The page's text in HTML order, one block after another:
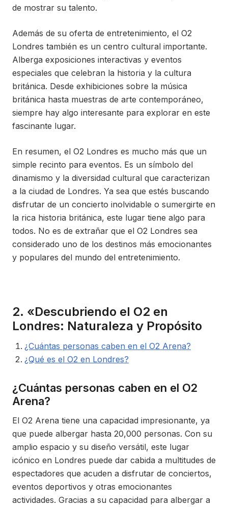
de mostrar su talento.
Además de su oferta de entretenimiento, el O2
Londres también es un centro cultural importante.
Alberga exposiciones interactivas y eventos
especiales que celebran la historia y la cultura
británica. Desde exhibiciones sobre la música
británica hasta muestras de arte contemporáneo,
siempre hay algo interesante para explorar en este
fascinante lugar.
En resumen, el O2 Londres es mucho más que un
simple recinto para eventos. Es un símbolo del
dinamismo y la diversidad cultural que caracterizan
a la ciudad de Londres. Ya sea que estés buscando
disfrutar de un concierto inolvidable o sumergirte en
la rica historia británica, este lugar tiene algo para
todos. No es de extrañar que el O2 Londres sea
considerado uno de los destinos más emocionantes
y populares del mundo del entretenimiento.
2. «Descubriendo el O2 en
Londres: Naturaleza y Propósito
¿Cuántas personas caben en el O2 Arena?
¿Qué es el O2 en Londres?
¿Cuántas personas caben en el O2
Arena?
El O2 Arena tiene una capacidad impresionante, ya
que puede albergar hasta 20,000 personas. Con su
amplio espacio y su diseño versátil, este lugar
icónico en Londres puede dar cabida a multitudes de
espectadores que acuden a disfrutar de conciertos,
eventos deportivos y otras emocionantes
actividades. Gracias a su capacidad para albergar a